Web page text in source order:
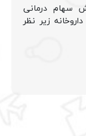
سهام درمانی
زیر نظر